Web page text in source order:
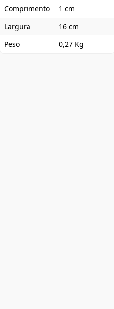
Comprimento
1 cm
Largura
16 cm
Peso
0,27 Kg